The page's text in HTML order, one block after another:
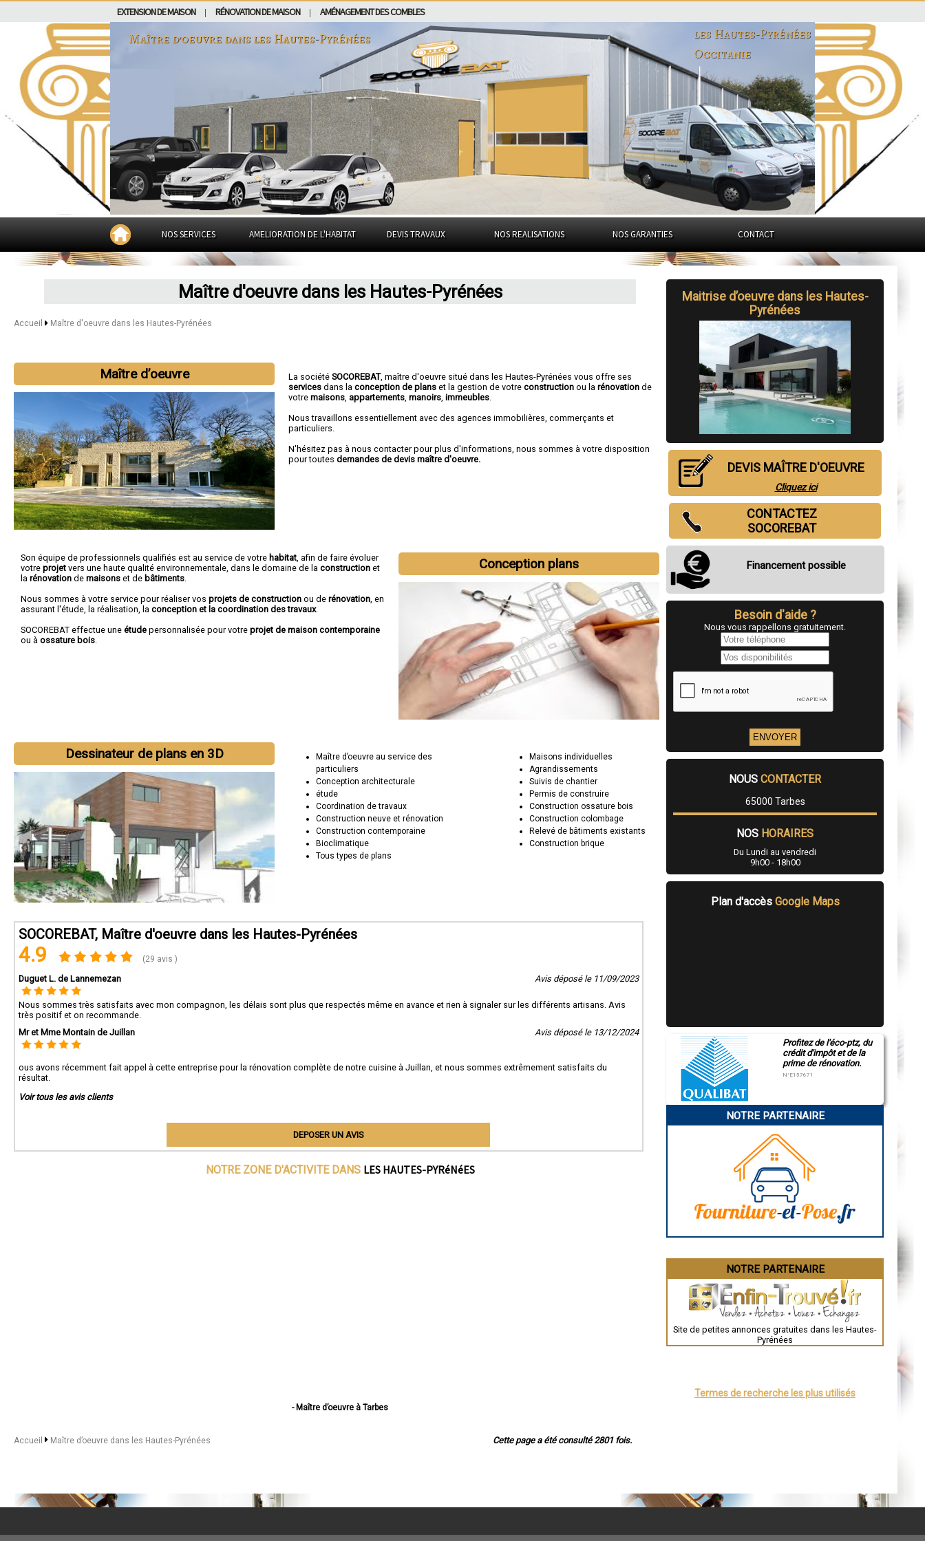
EXTENSION DE MAISON RÉNOVATION DE MAISON AMÉNAGEMENT DES COMBLES
Maître d’oeuvre dans les Hautes-Pyrénées
les Hautes-Pyrénées
Occitanie
NOS SERVICES AMELIORATION DE L'HABITAT DEVIS TRAVAUX NOS REALISATIONS NOS GARANTIES CONTACT
Maître d'oeuvre dans les Hautes-Pyrénées
Accueil Maître d'oeuvre dans les Hautes-Pyrénées
Maître d’oeuvre La sociétéSOCOREBAT,maître d'oeuvre situé dans les Hautes-Pyrénées vous offre ses
services dans laconception de plans et la gestion de votreconstruction ou larénovation de
votremaisons appartements ,manoirs ,immeubles
Nous travaillons essentiellement avec des agences immobilières, commerçants et
particuliers.
N'hésitez pas à nous contacter pour plus d'informations, nous sommes à votre disposition
pour toutesdemandes de devis maître d'oeuvre.
Conception plans
Son équipe de professionnels qualifiés est au service de votre habitat, afin de faire évoluer
votre projet vers une haute qualité environnementale, dans le domaine de la construction et
la rénovation de maisons et de bâtiments.
Nous sommes à votre service pour réaliser vos projets de construction ou de rénovation, en
assurant l'étude, la réalisation, la conception et la coordination des travaux.
SOCOREBAT effectue une étude personnalisée pour votre projet de maison contemporaine
ou à ossature bois.
Dessinateur de plans en 3D
Maître d’oeuvre au service des
particuliers
Conception architecturale
étude
Coordination de travaux
Construction neuve et rénovation
Construction contemporaine
Bioclimatique
Tous types de plans
Maisons individuelles
Agrandissements
Suivis de chantier
Permis de construire
Construction ossature bois
Construction colombage
Relevé de bâtiments existants
Construction brique
SOCOREBAT, Maître d'oeuvre dans les Hautes-Pyrénées
4.9 (29 avis )
Duguet L. de Lannemezan Avis déposé le 11/09/2023
Nous sommes très satisfaits avec mon compagnon, les délais sont plus que respectés même en avance et rien à signaler sur les différents artisans. Avis
très positif et on recommande.
Mr et Mme Montain de Juillan
Avis déposé le 13/12/2024
ous avons récemment fait appel à cette entreprise pour la rénovation complète de notre cuisine à Juillan, et nous sommes extrêmement satisfaits du
résultat.
Voir tous les avis clients
DEPOSER UN AVIS
NOTRE ZONE D'ACTIVITE DANS LES HAUTES-PYRéNéES
- Maître d’oeuvre à Tarbes
- Maître d’oeuvre à Bordères-sur-l'Échez
- Maître d’oeuvre à Juillan
Cette page a été consulté 2801 fois.
Accueil Maître d’oeuvre dans les Hautes-Pyrénées
Maitrise d’oeuvre dans les Hautes-
Pyrénées
DEVIS MAÎTRE D'OEUVRE
Cliquez ici
CONTACTEZ
SOCOREBAT
Financement possible
Besoin d'aide ?
Nous vous rappellons gratuitement.
NOUS CONTACTER
65000 Tarbes
NOS HORAIRES
Du Lundi au vendredi
9h00 - 18h00
Plan d'accès Google Maps
Profitez de l'éco-ptz, du
crédit d'impôt et de la
prime de rénovation.
N°E157671
NOTRE PARTENAIRE
NOTRE PARTENAIRE
Site de petites annonces gratuites dans les Hautes-
Pyrénées
Termes de recherche les plus utilisés